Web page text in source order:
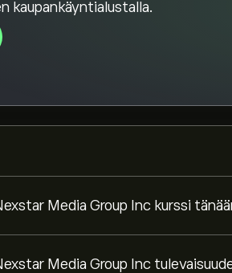
kaupankäyntialustalla.
Media Group Inc kurssi
Media Group Inc